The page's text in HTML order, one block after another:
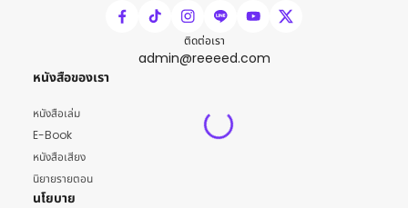
ติดต่อเรา
admin@reeeed.com
หนังสือของเรา
หนังสือเล่ม
E-Book
หนังสือเสียง
นิยายรายตอน
นโยบาย